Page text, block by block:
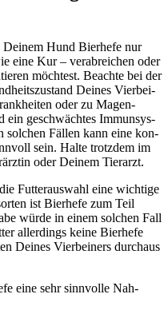
Dei­nem Hund Bier­he­fe nur
eine Kur – ver­ab­rei­chen oder
möch­test. Beach­te bei der
Dei­nes Vier­bei­
oder zu Magen-
ein geschwäch­tes Immun­sys­
sol­chen Fäl­len kann eine kon­
sein. Hal­te trotz­dem im
oder Dei­nem Tier­arzt.
Fut­ter­aus­wahl eine wich­ti­ge
ist Bier­he­fe zum Teil
wür­de in einem sol­chen Fall
aller­dings kei­ne Bier­he­fe
Dei­nes Vier­bei­ners durch­aus
eine sehr sinn­vol­le Nah­